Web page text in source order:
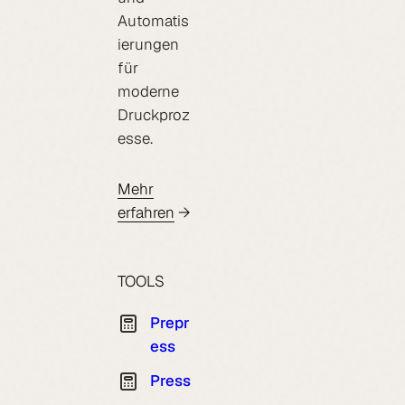
Automatis
ierungen
für
moderne
Druckproz
esse.
Mehr
erfahren
TOOLS
Prepr
ess
Press